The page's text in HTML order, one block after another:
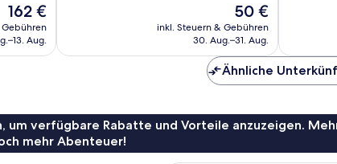
Der
Preis
beträgt
162 €
Aug.
Der
Preis
beträgt
50 €
inkl. Steuern & Gebühren
30. Aug.–31. Aug.
Ähnliche
um verfügbare Rabatte und Vorteile anzuzeigen.
mehr Abenteuer!